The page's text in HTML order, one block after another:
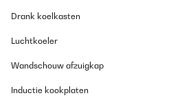
Drank koelkasten
Luchtkoeler
Wandschouw afzuigkap
Inductie kookplaten